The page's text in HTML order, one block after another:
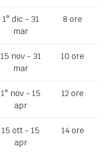
1° dic - 31
mar
8 ore
15 nov - 31
mar
10 ore
1° nov - 15
apr
12 ore
15 ott - 15
apr
14 ore